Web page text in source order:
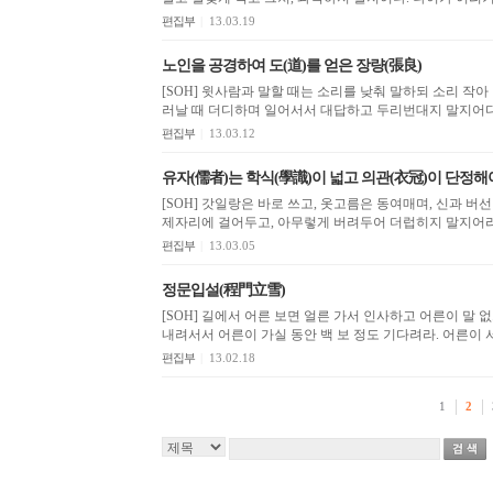
편집부 13.03.19
노인을 공경하여 도(道)를 얻은 장량(張良)
[SOH] 윗사람과 말할 때는 소리를 낮춰 말하되 소리 작
편집부 13.03.12
유자(儒者)는 학식(學識)이 넓고 의관(衣冠)이 단정해
[SOH] 갓일랑은 바로 쓰고, 옷고름은 동여매며, 신과 버
제자리에 걸어두고, 아무렇게 버려두어 더럽히지 말지어
편집부 13.03.05
정문입설(程門立雪)
[SOH] 길에서 어른 보면 얼른 가서 인사하고 어른이 말
내려서서 어른이 가실 동안 백 보 정도 기다려라. 어른이
편집부 13.02.18
1 2